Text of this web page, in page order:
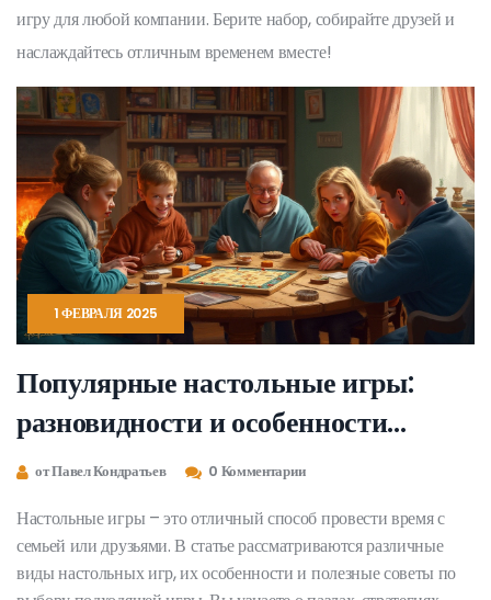
игру для любой компании. Берите набор, собирайте друзей и
наслаждайтесь отличным временем вместе!
1 ФЕВРАЛЯ 2025
Популярные настольные игры:
разновидности и особенности
выбора
от Павел Кондратьев 0 Комментарии
Настольные игры – это отличный способ провести время с
семьей или друзьями. В статье рассматриваются различные
виды настольных игр, их особенности и полезные советы по